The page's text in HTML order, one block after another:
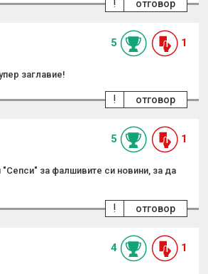
отговор
!
5 1
заглавие!
отговор
!
5 1
за фалшивите си новини, за да
отговор
!
4 1